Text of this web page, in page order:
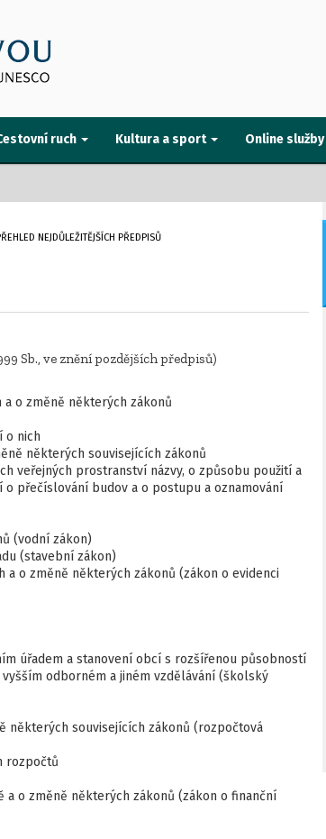
ruch Kultura a sport Online služby
NEJDŮLEŽITĚJŠÍCH PŘEDPISŮ
Sb., ve znění pozdějších předpisů)
o změně některých zákonů
o nich
některých souvisejících zákonů
veřejných prostranství názvy, o způsobu použití a
přečíslování budov a o postupu a oznamování
(vodní zákon)
(stavební zákon)
a o změně některých zákonů (zákon o evidenci
úřadem a stanovení obcí s rozšířenou působností
odborném a jiném vzdělávání (školský
některých souvisejících zákonů (rozpočtová
rozpočtů
a o změně některých zákonů (zákon o finanční